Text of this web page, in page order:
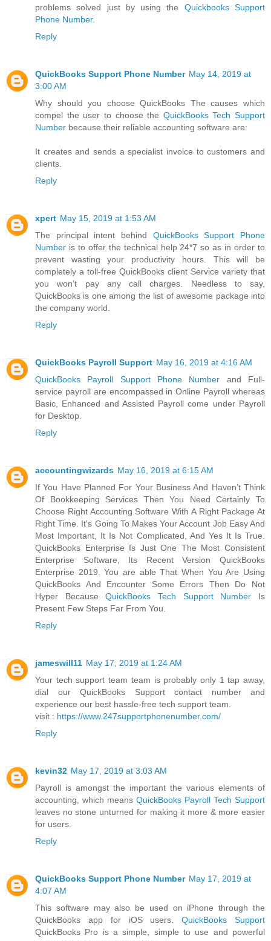
problems solved just by using the Quickbooks Support
Phone Number.
Reply
QuickBooks Support Phone Number May 14, 2019 at
3:00 AM
Why should you choose QuickBooks The causes which
compel the user to choose the QuickBooks Tech Support
Number because their reliable accounting software are:
It creates and sends a specialist invoice to customers and
clients.
Reply
xpert May 15, 2019 at 1:53 AM
The principal intent behind QuickBooks Support Phone
Number is to offer the technical help 24*7 so as in order to
prevent wasting your productivity hours. This will be
completely a toll-free QuickBooks client Service variety that
you won’t pay any call charges. Needless to say,
QuickBooks is one among the list of awesome package into
the company world.
Reply
QuickBooks Payroll Support May 16, 2019 at 4:16 AM
QuickBooks Payroll Support Phone Number and Full-
service payroll are encompassed in Online Payroll whereas
Basic, Enhanced and Assisted Payroll come under Payroll
for Desktop.
Reply
accountingwizards May 16, 2019 at 6:15 AM
If You Have Planned For Your Business And Haven’t Think
Of Bookkeeping Services Then You Need Certainly To
Choose Right Accounting Software With A Right Package At
Right Time. It's Going To Makes Your Account Job Easy And
Most Important, It Is Not Complicated, And Yes It Is True.
QuickBooks Enterprise Is Just One The Most Consistent
Enterprise Software, Its Recent Version QuickBooks
Enterprise 2019. You are able That When You Are Using
QuickBooks And Encounter Some Errors Then Do Not
Hyper BecauseQuickBooks Tech Support Number Is
Present Few Steps Far From You.
Reply
jameswill11 May 17, 2019 at 1:24 AM
Your tech support team team is probably only 1 tap away,
dial our QuickBooks Support contact number and
experience our best hassle-free tech support team.
visit : https://www.247supportphonenumber.com/
Reply
kevin32 May 17, 2019 at 3:03 AM
Payroll is amongst the important the various elements of
accounting, which means QuickBooks Payroll Tech Support
leaves no stone unturned for making it more & more easier
for users.
Reply
QuickBooks Support Phone Number May 17, 2019 at
4:07 AM
This software may also be used on iPhone through the
QuickBooks app for iOS users.QuickBooks Support
QuickBooks Pro is a simple, simple to use and powerful